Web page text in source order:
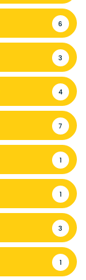
6
3
4
7
1
1
3
1